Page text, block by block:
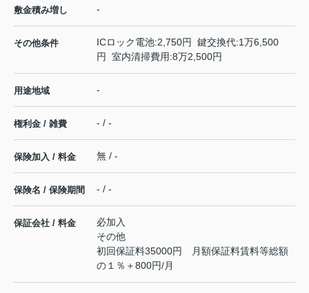
敷金積み増し -
その他条件
ICロック電池:2,750円 鍵交換代:1万6,500
円 室内清掃費用:8万2,500円
用途地域 -
権利金 / 雑費 - / -
保険加入 / 料金 無 / -
保険名 / 保険期間 - / -
保証会社 / 料金
必加入
その他
初回保証料35000円 月額保証料賃料等総額
の１％＋800円/月